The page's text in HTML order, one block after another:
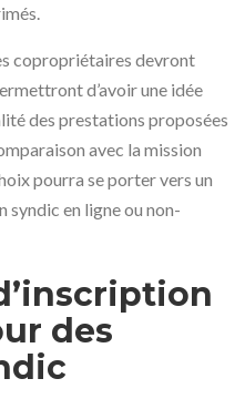
copropriétaires devront
d’avoir une idée
des prestations proposées
avec la mission
pourra se porter vers un
syndic en ligne ou non-
des